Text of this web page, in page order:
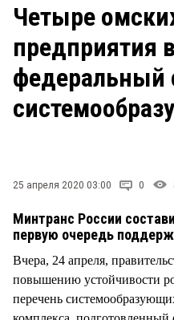
ЗАКОН
НОВОСТИ КОМПАНИЙ
Четыре
предприятия
федеральный
25 апреля 2020 03:00 0
Минтранс России
первую очередь
Вчера, 24 апреля,
повышению устойчивости
перечень